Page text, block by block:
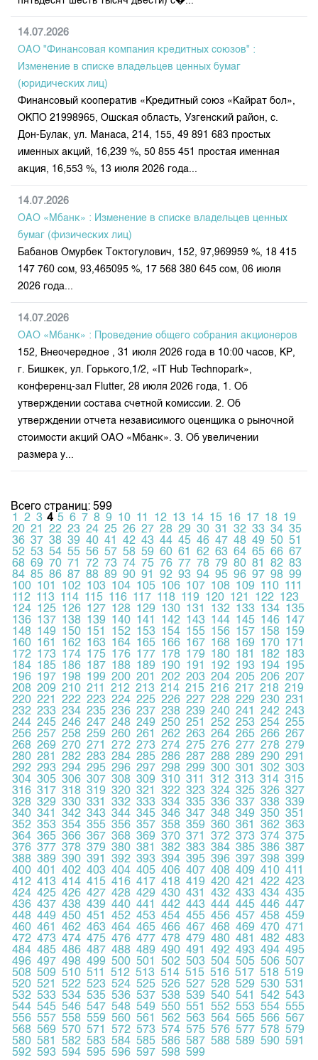
14.07.2026
ОАО "Финансовая компания кредитных союзов" :
Изменение в списке владельцев ценных бумаг
(юридических лиц)
Финансовый кооператив «Кредитный союз «Кайрат бол»,
ОКПО 21998965, Ошская область, Узгенский район, с.
Дон-Булак, ул. Манаса, 214, 155, 49 891 683 простых
именных акций, 16,239 %, 50 855 451 простая именная
акция, 16,553 %, 13 июля 2026 года...
14.07.2026
ОАО «Мбанк» : Изменение в списке владельцев ценных
бумаг (физических лиц)
Бабанов Омурбек Токтогулович, 152, 97,969959 %, 18 415
147 760 сом, 93,465095 %, 17 568 380 645 сом, 06 июля
2026 года...
14.07.2026
ОАО «Мбанк» : Проведение общего собрания акционеров
152, Внеочередное , 31 июля 2026 года в 10:00 часов, КР,
г. Бишкек, ул. Горького,1/2, «IT Hub Technopark»,
конференц-зал Flutter, 28 июля 2026 года, 1. Об
утверждении состава счетной комиссии. 2. Об
утверждении отчета независимого оценщика о рыночной
стоимости акций ОАО «Мбанк». 3. Об увеличении
размера у...
Всего страниц: 599
1
2 3 4 5 6 7 8 9 10 11 12 13 14 15 16 17 18 19
20 21 22 23 24 25 26 27 28 29 30 31 32 33 34 35
36 37 38 39 40 41 42 43 44 45 46 47 48 49 50 51
52 53 54 55 56 57 58 59 60 61 62 63 64 65 66 67
68 69 70 71 72 73 74 75 76 77 78 79 80 81 82 83
84 85 86 87 88 89 90 91 92 93 94 95 96 97 98 99
100 101 102 103 104 105 106 107 108 109 110 111
112 113 114 115 116 117 118 119 120 121 122 123
124 125 126 127 128 129 130 131 132 133 134 135
136 137 138 139 140 141 142 143 144 145 146 147
148 149 150 151 152 153 154 155 156 157 158 159
160 161 162 163 164 165 166 167 168 169 170 171
172 173 174 175 176 177 178 179 180 181 182 183
184 185 186 187 188 189 190 191 192 193 194 195
196 197 198 199 200 201 202 203 204 205 206 207
208 209 210 211 212 213 214 215 216 217 218 219
220 221 222 223 224 225 226 227 228 229 230 231
232 233 234 235 236 237 238 239 240 241 242 243
244 245 246 247 248 249 250 251 252 253 254 255
256 257 258 259 260 261 262 263 264 265 266 267
268 269 270 271 272 273 274 275 276 277 278 279
280 281 282 283 284 285 286 287 288 289 290 291
292 293 294 295 296 297 298 299 300 301 302 303
304 305 306 307 308 309 310 311 312 313 314 315
316 317 318 319 320 321 322 323 324 325 326 327
328 329 330 331 332 333 334 335 336 337 338 339
340 341 342 343 344 345 346 347 348 349 350 351
352 353 354 355 356 357 358 359 360 361 362 363
364 365 366 367 368 369 370 371 372 373 374 375
376 377 378 379 380 381 382 383 384 385 386 387
388 389 390 391 392 393 394 395 396 397 398 399
400 401 402 403 404 405 406 407 408 409 410 411
412 413 414 415 416 417 418 419 420 421 422 423
424 425 426 427 428 429 430 431 432 433 434 435
436 437 438 439 440 441 442 443 444 445 446 447
448 449 450 451 452 453 454 455 456 457 458 459
460 461 462 463 464 465 466 467 468 469 470 471
472 473 474 475 476 477 478 479 480 481 482 483
484 485 486 487 488 489 490 491 492 493 494 495
496 497 498 499 500 501 502 503 504 505 506 507
508 509 510 511 512 513 514 515 516 517 518 519
520 521 522 523 524 525 526 527 528 529 530 531
532 533 534 535 536 537 538 539 540 541 542 543
544 545 546 547 548 549 550 551 552 553 554 555
556 557 558 559 560 561 562 563 564 565 566 567
568 569 570 571 572 573 574 575 576 577 578 579
580 581 582 583 584 585 586 587 588 589 590 591
592 593 594 595 596 597 598 599